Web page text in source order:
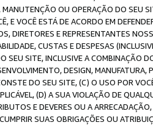
OU OPERAÇÃO DO SEU
E VOCÊ ESTÁ DE ACORDO EM
DIRETORES E REPRESENTANTES
CUSTAS E DESPESAS
SEU SITE, INCLUSIVE A COMBINAÇÃO
DESIGN,
DO SEU SITE, (C) O USO POR
(D) A SUA VIOLAÇÃO DE
E DEVERES OU A
SUAS OBRIGAÇÕES OU